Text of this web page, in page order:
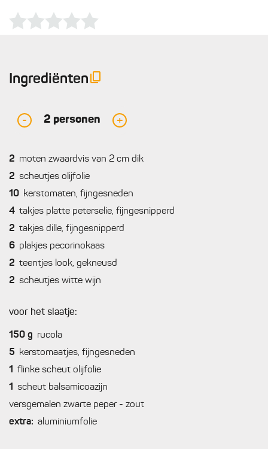
Ingrediënten
- 2 personen +
2 moten zwaardvis van 2 cm dik
2 scheutjes olijfolie
10 kerstomaten, fijngesneden
4 takjes platte peterselie, fijngesnipperd
2 takjes dille, fijngesnipperd
6 plakjes pecorinokaas
2 teentjes look, gekneusd
2 scheutjes witte wijn
voor het slaatje:
150 g rucola
5
kerstomaatjes, fijngesneden
1
flinke scheut olijfolie
1
scheut balsamicoazijn
versgemalen zwarte peper - zout
extra: aluminiumfolie